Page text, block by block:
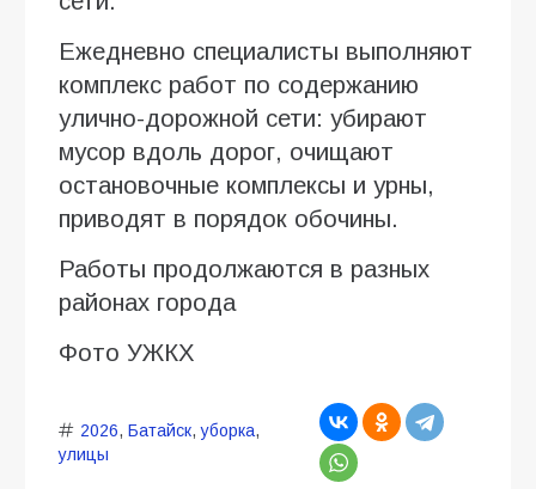
Ежедневно специалисты выполняют
комплекс работ по содержанию
улично-дорожной сети: убирают
мусор вдоль дорог, очищают
остановочные комплексы и урны,
приводят в порядок обочины.
Работы продолжаются в разных
районах города
Фото УЖКХ
2026, Батайск,уборка,
улицы